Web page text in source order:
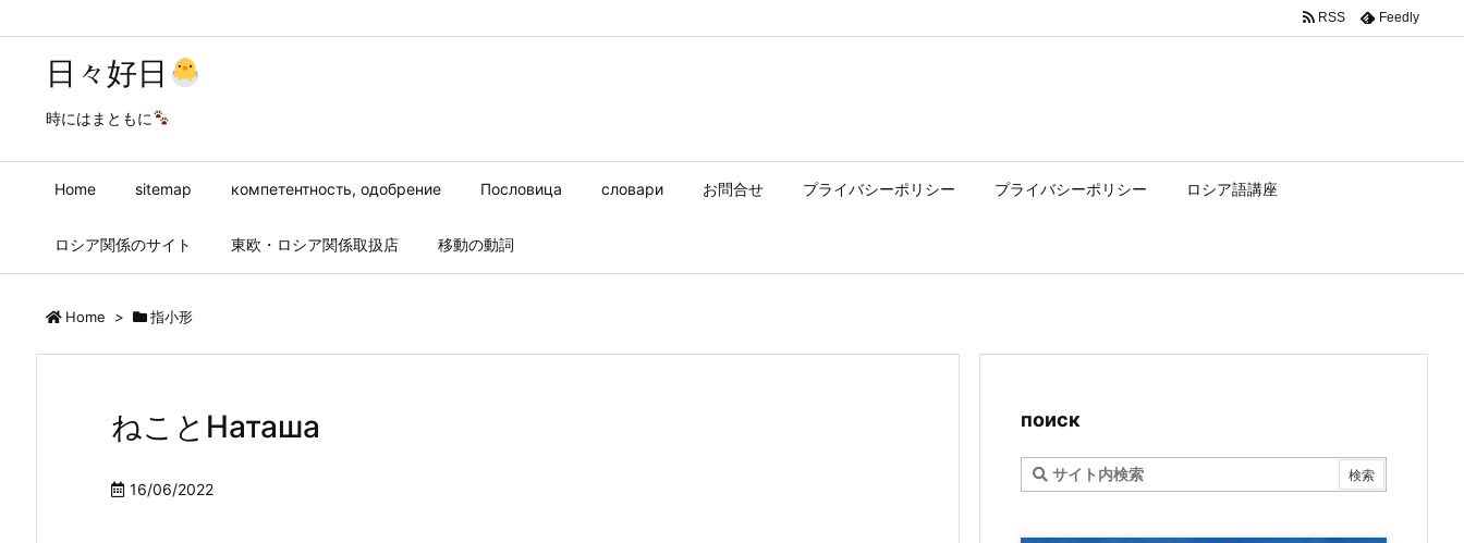
日々好日
時にはまともに
Home sitemap компетентность, одобрение Пословица словари お問合せ プライバシーポリシー プライバシーポリシー ロシア語講座
ロシア関係のサイト 東欧・ロシア関係取扱店 移動の動詞
RSS Feedly
Home > 指小形
ねことНаташа
16/06/2022
поиск